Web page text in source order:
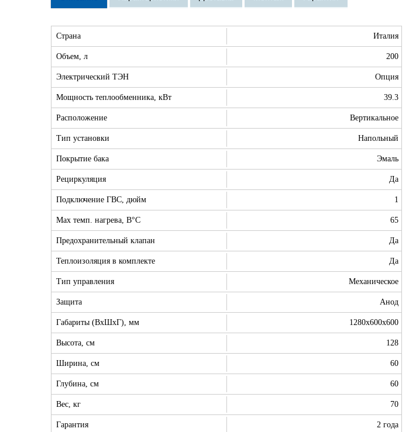
Страна Италия
Объем, л 200
Электрический ТЭН Опция
Мощность теплообменника, кВт 39.3
Расположение Вертикальное
Тип установки Напольный
Покрытие бака Эмаль
Рециркуляция Да
Подключение ГВС, дюйм 1
Max темп. нагрева, В°С 65
Предохранительный клапан Да
Теплоизоляция в комплекте Да
Тип управления Механическое
Защита Анод
Габариты (ВхШхГ), мм 1280х600х600
Высота, см 128
Ширина, см 60
Глубина, см 60
Вес, кг 70
Гарантия 2 года